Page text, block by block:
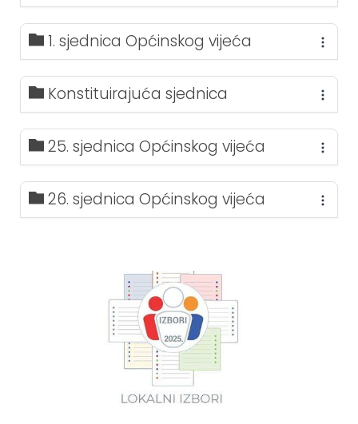
1. sjednica Općinskog vijeća
Konstituirajuća sjednica
25. sjednica Općinskog vijeća
26. sjednica Općinskog vijeća